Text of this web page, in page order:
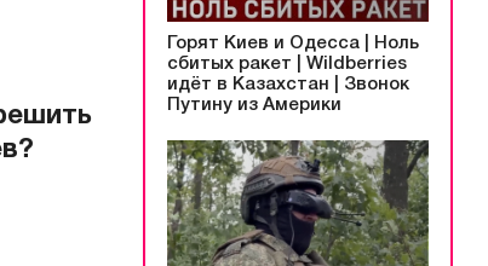
Горят Киев и Одесса | Ноль
сбитых ракет | Wildberries
идёт в Казахстан | Звонок
Путину из Америки